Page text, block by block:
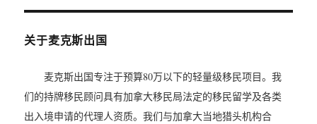
关于麦克斯出国
麦克斯出国专注于预算80万以下的轻量级移民项目。我
们的持牌移民顾问具有加拿大移民局法定的移民留学及各类
出入境申请的代理人资质。我们与加拿大当地猎头机构合